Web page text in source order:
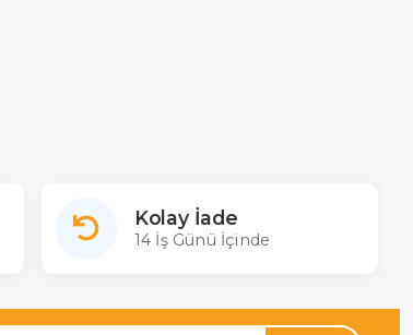
Kolay İade
14 İş Günü İçinde